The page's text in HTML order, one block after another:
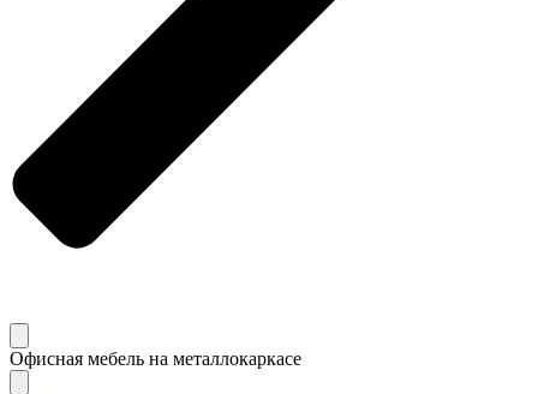
Офисная мебель на металлокаркасе